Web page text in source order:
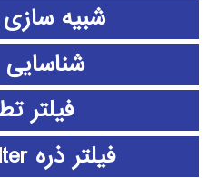
شبیه
فیلتر
فیلتر ذره particle filter